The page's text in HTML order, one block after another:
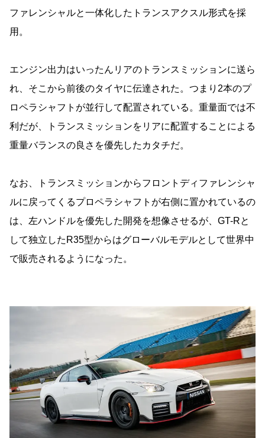
ファレンシャルと一体化したトランスアクスル形式を採
用。
エンジン出力はいったんリアのトランスミッションに送ら
れ、そこから前後のタイヤに伝達された。つまり2本のプ
ロペラシャフトが並行して配置されている。重量面では不
利だが、トランスミッションをリアに配置することによる
重量バランスの良さを優先したカタチだ。
なお、トランスミッションからフロントディファレンシャ
ルに戻ってくるプロペラシャフトが右側に置かれているの
は、左ハンドルを優先した開発を想像させるが、GT-Rと
して独立したR35型からはグローバルモデルとして世界中
で販売されるようになった。